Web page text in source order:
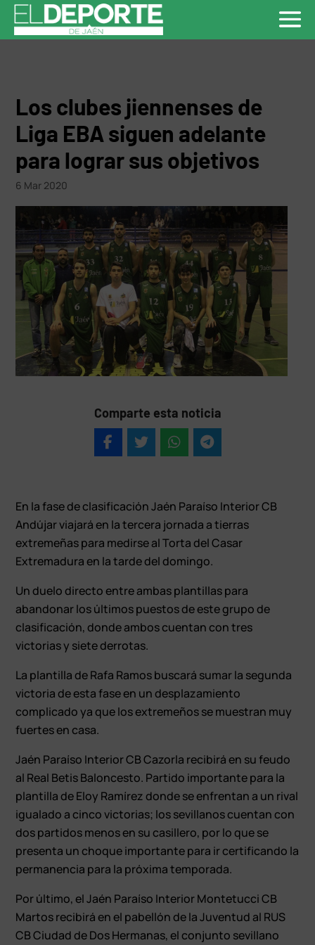
Los clubes jiennenses de
Liga EBA siguen adelante
para lograr sus objetivos
6 Mar 2020
Comparte esta noticia
En la fase de clasificación Jaén Paraíso Interior CB
Andújar viajará en la tercera jornada a tierras
extremeñas para medirse al Torta del Casar
Extremadura en la tarde del domingo.
Un duelo directo entre ambas plantillas para
abandonar los últimos puestos de este grupo de
clasificación, donde ambos cuentan con tres
victorias y siete derrotas.
La plantilla de Rafa Ramos buscará sumar la segunda
victoria de esta fase en un desplazamiento
complicado ya que los extremeños se muestran muy
fuertes en casa.
Jaén Paraíso Interior CB Cazorla recibirá en su feudo
al Real Betis Baloncesto. Partido importante para la
plantilla de Eloy Ramírez donde se enfrentan a un rival
igualado a cinco victorias; los sevillanos cuentan con
dos partidos menos en su casillero, por lo que se
presenta un choque importante para ir certificando la
permanencia para la próxima temporada.
Por último, el Jaén Paraíso Interior Montetucci CB
Martos recibirá en el pabellón de la Juventud al RUS
CB Ciudad de Dos Hermanas, el conjunto sevillano